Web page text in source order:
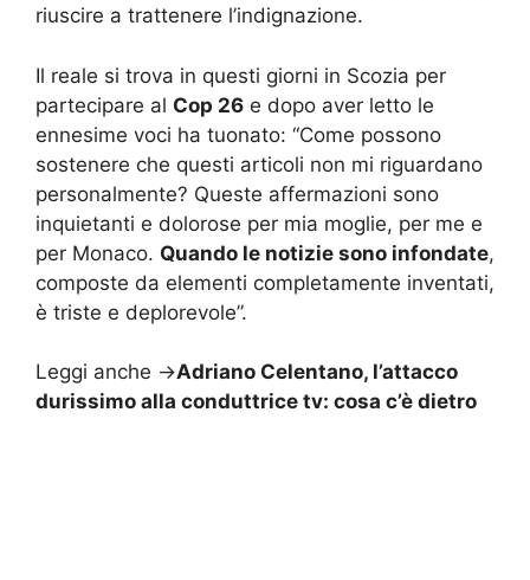
riuscire a trattenere l’indignazione.
Il reale si trova in questi giorni in Scozia per
partecipare al Cop 26 e dopo aver letto le
ennesime voci ha tuonato: “Come possono
sostenere che questi articoli non mi riguardano
personalmente? Queste affermazioni sono
inquietanti e dolorose per mia moglie, per me e
per Monaco. Quando le notizie sono infondate,
composte da elementi completamente inventati,
è triste e deplorevole”.
Leggi anche ->Adriano Celentano, l’attacco
durissimo alla conduttrice tv: cosa c’è dietro